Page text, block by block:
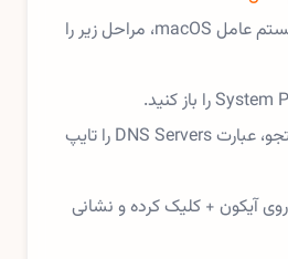
برای تغییر DNS در سیستم عامل macOS، مراحل زیر را
در کادر مخصوص جستجو، عبارت DNS Servers را تایپ
روی آیکون + کلیک کرده و نشانی